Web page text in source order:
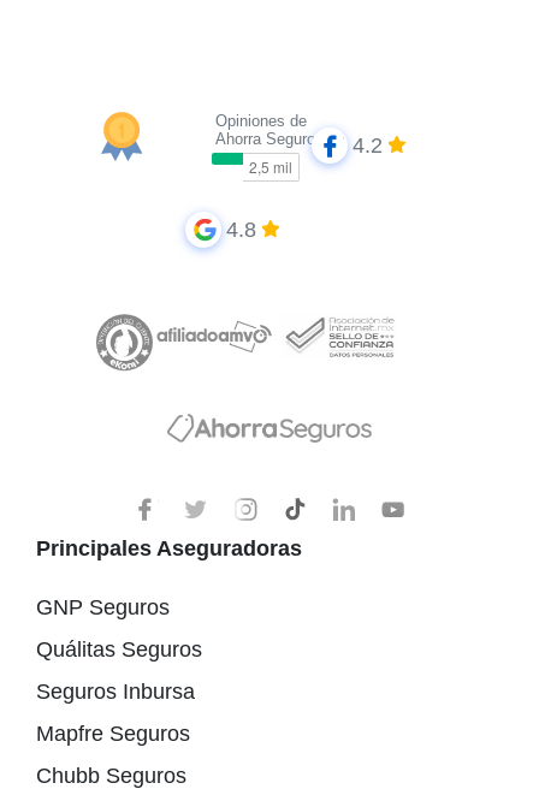
Opiniones de
Ahorra Seguros
4.2
4.8
Principales Aseguradoras
GNP Seguros
Quálitas Seguros
Seguros Inbursa
Mapfre Seguros
Chubb Seguros